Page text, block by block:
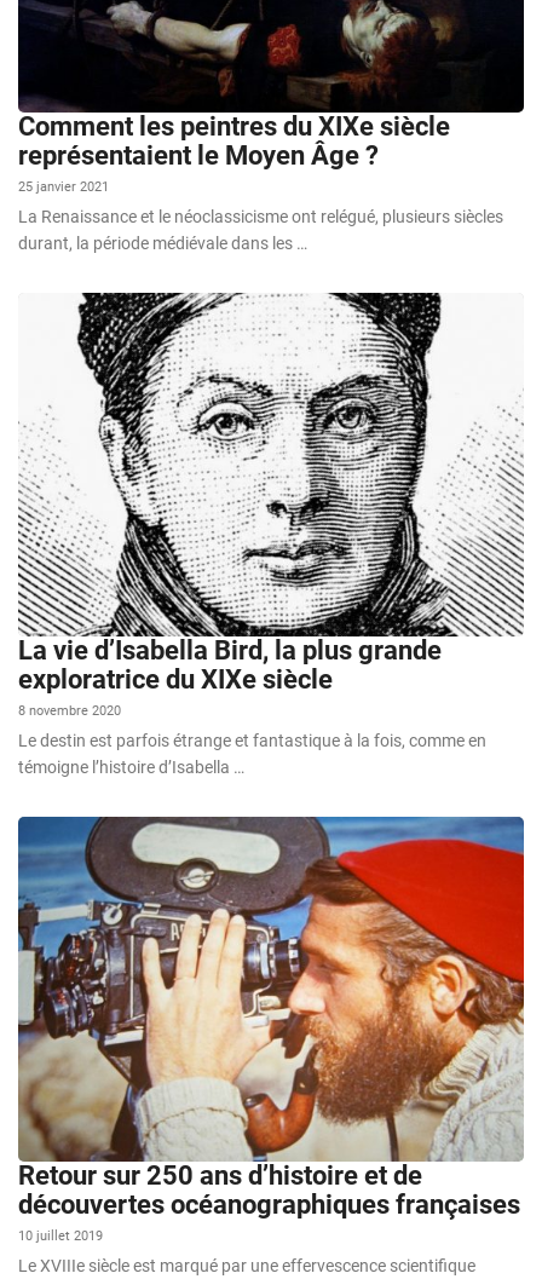
Comment les peintres du XIXe siècle
représentaient le Moyen Âge ?
25 janvier 2021
La Renaissance et le néoclassicisme ont relégué, plusieurs siècles
durant, la période médiévale dans les …
La vie d’Isabella Bird, la plus grande
exploratrice du XIXe siècle
8 novembre 2020
Le destin est parfois étrange et fantastique à la fois, comme en
témoigne l’histoire d’Isabella …
Retour sur 250 ans d’histoire et de
découvertes océanographiques françaises
10 juillet 2019
Le XVIIIe siècle est marqué par une effervescence scientifique